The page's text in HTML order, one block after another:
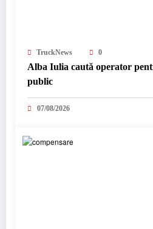
TruckNews 0
Alba Iulia caută operator
public
07/08/2026